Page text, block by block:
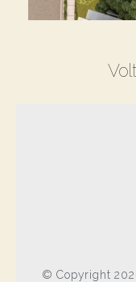
© Copyright